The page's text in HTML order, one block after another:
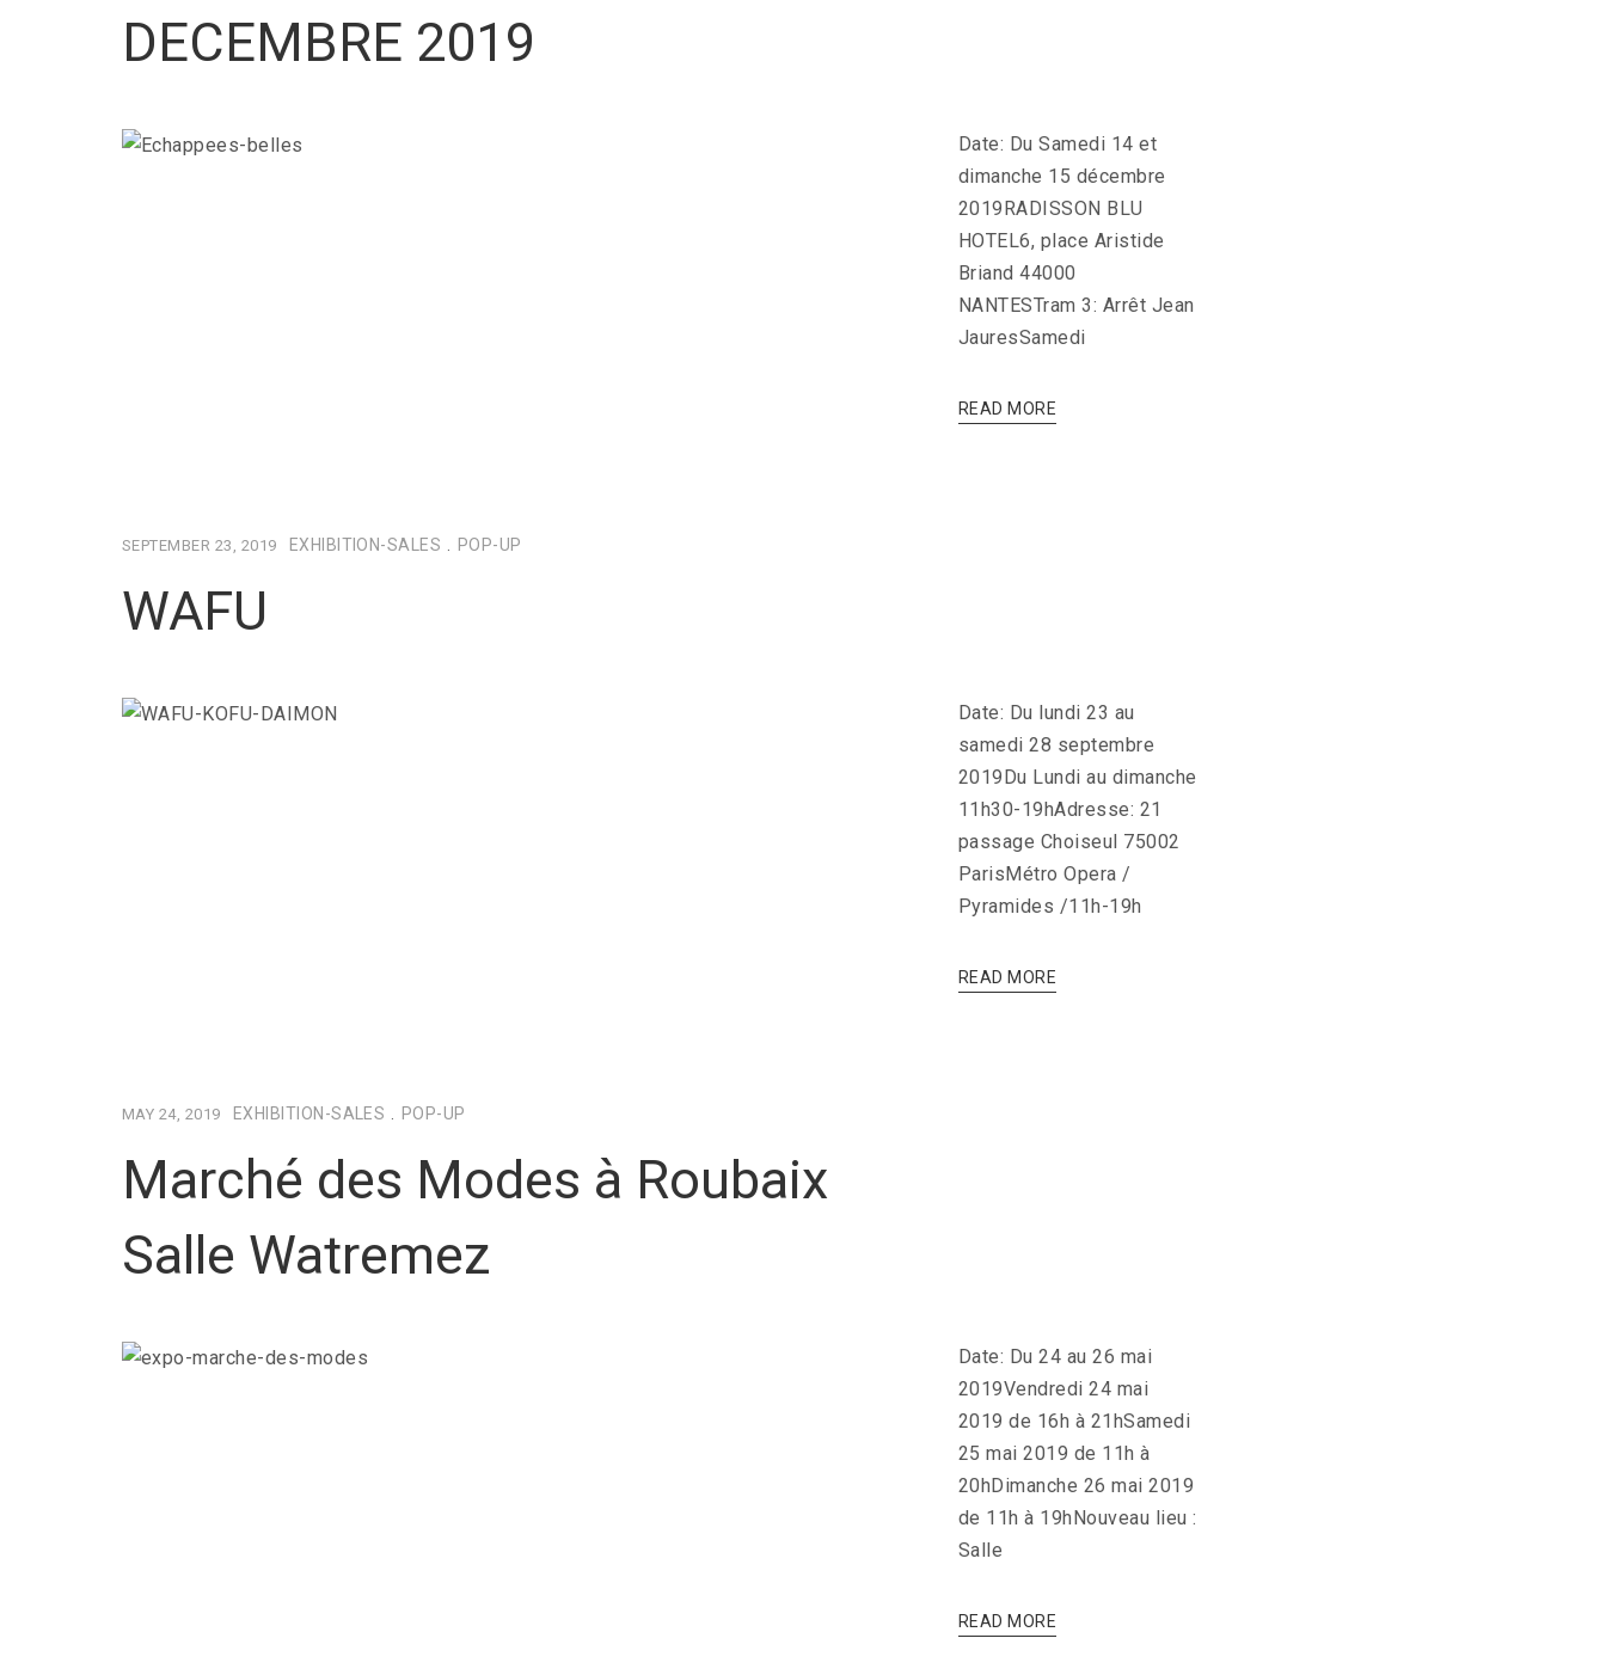
DECEMBRE 2019
Date: Du Samedi 14 et
dimanche 15 décembre
2019RADISSON BLU
HOTEL6, place Aristide
Briand 44000
NANTESTram 3: Arrêt Jean
JauresSamedi
READ MORE
SEPTEMBER 23, 2019 EXHIBITION-SALES POP-UP
WAFU
Date: Du lundi 23 au
samedi 28 septembre
2019Du Lundi au dimanche
11h30-19hAdresse: 21
passage Choiseul 75002
ParisMétro Opera /
Pyramides /11h-19h
READ MORE
MAY 24, 2019 EXHIBITION-SALES POP-UP
Marché des Modes à Roubaix
Salle Watremez
Date: Du 24 au 26 mai
2019Vendredi 24 mai
2019 de 16h à 21hSamedi
25 mai 2019 de 11h à
20hDimanche 26 mai 2019
de 11h à 19hNouveau lieu :
Salle
READ MORE